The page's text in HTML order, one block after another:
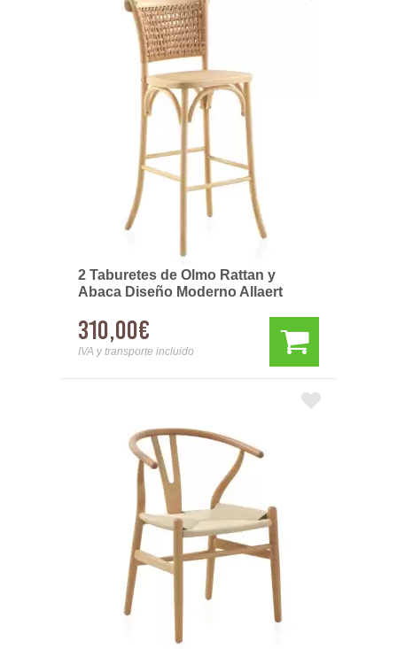
2 Taburetes de Olmo Rattan y
Abaca Diseño Moderno Allaert
310,00€
IVA y transporte incluido